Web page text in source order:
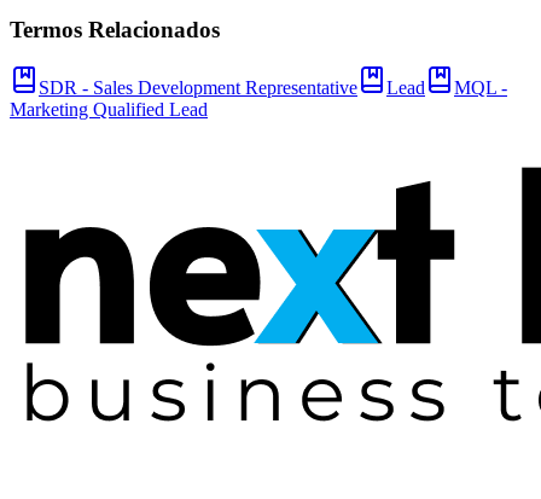
Termos Relacionados
SDR - Sales Development Representative Lead
MQL -
Marketing Qualified Lead